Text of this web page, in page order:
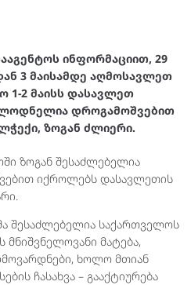
ინფორმაციით, 29
3 მაისამდე აღმოსავლეთ
2 მაისს დასავლეთ
დროგამოშვებით
ზოგან ძლიერი.
ზოგან შესაძლებელია
იქროლებს დასავლეთის
შესაძლებელია საქართველოს
მატება,
ხოლო მთიან
ჩასახვა – გააქტიურება